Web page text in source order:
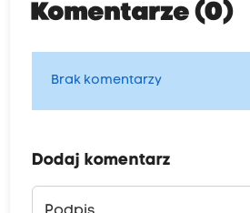
Komentarze (0)
Brak komentarzy
Dodaj komentarz